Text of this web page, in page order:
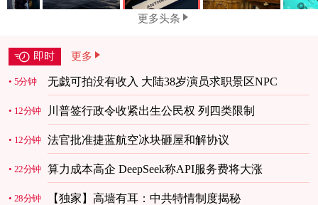
更多头条
即时 更多
5分钟 无戯可拍没有收入 大陆38岁演员求职景区NPC
12分钟 川普签行政令收紧出生公民权 列四类限制
12分钟 法官批准捷蓝航空冰块砸屋和解协议
22分钟 算力成本高企 DeepSeek称API服务费将大涨
28分钟 【独家】高墙有耳：中共特情制度揭秘